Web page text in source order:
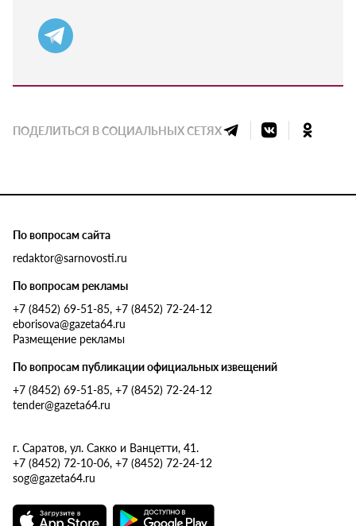
ПОДЕЛИТЬСЯ В СОЦИАЛЬНЫХ СЕТЯХ
По вопросам сайта
redaktor@sarnovosti.ru
По вопросам рекламы
+7 (8452) 69-51-85, +7 (8452) 72-24-12
eborisova@gazeta64.ru
Размещение рекламы
По вопросам публикации официальных извещений
+7 (8452) 69-51-85, +7 (8452) 72-24-12
tender@gazeta64.ru
г. Саратов, ул. Сакко и Ванцетти, 41.
+7 (8452) 72-10-06, +7 (8452) 72-24-12
sog@gazeta64.ru